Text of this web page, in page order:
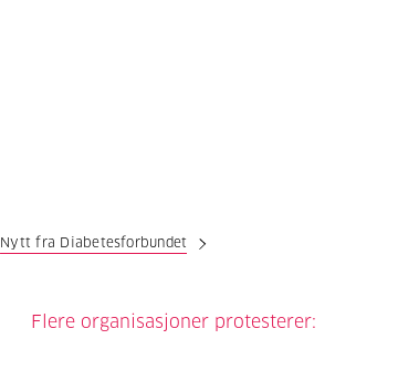
Nytt fra Diabetesforbundet
Flere organisasjoner protesterer: